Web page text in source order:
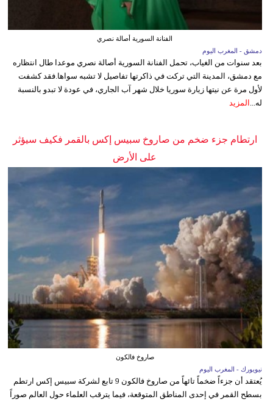
الفنانة السورية أصالة نصري
دمشق - المغرب اليوم
بعد سنوات من الغياب، تحمل الفنانة السورية أصالة نصري موعدا طال انتظاره
مع دمشق، المدينة التي تركت في ذاكرتها تفاصيل لا تشبه سواها.فقد كشفت
لأول مرة عن نيتها زيارة سوريا خلال شهر آب الجاري، في عودة لا تبدو بالنسبة
له... المزيد
ارتطام جزء ضخم من صاروخ سبيس إكس بالقمر فكيف سيؤثر
على الأرض
صاروخ فالكون
نيويورك - المغرب اليوم
يُعتقد أن جزءاً ضخماً تائهاً من صاروخ فالكون 9 تابع لشركة سبيس إكس ارتطم
بسطح القمر في إحدى المناطق المتوقعة، فيما يترقب العلماء حول العالم صوراً